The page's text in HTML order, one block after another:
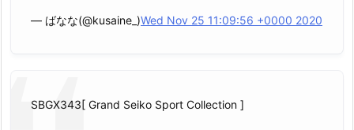
— ばなな(@kusaine_)Wed Nov 25 11:09:56 +0000 2020
SBGX343[ Grand Seiko Sport Collection ]